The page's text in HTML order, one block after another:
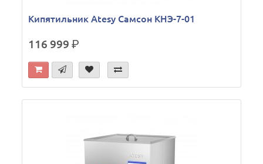
Кипятильник Atesy Самсон КНЭ-7-01
116 999р.